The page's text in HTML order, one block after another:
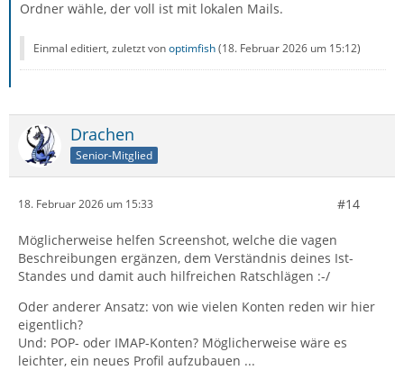
Ordner wähle, der voll ist mit lokalen Mails.
Einmal editiert, zuletzt vonoptimfish(18. Februar 2026 um 15:12)
Drachen
Senior-Mitglied
18. Februar 2026 um 15:33 #14
Möglicherweise helfen Screenshot, welche die vagen
Beschreibungen ergänzen, dem Verständnis deines Ist-
Standes und damit auch hilfreichen Ratschlägen :-/
Oder anderer Ansatz: von wie vielen Konten reden wir hier
eigentlich?
Und: POP- oder IMAP-Konten? Möglicherweise wäre es
leichter, ein neues Profil aufzubauen ...